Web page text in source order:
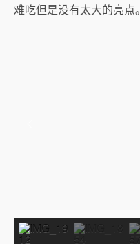
难吃但是没有太大的亮点。